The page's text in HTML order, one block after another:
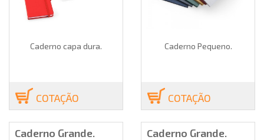
Caderno capa dura.
COTAÇÃO
Caderno Pequeno.
COTAÇÃO
Caderno Grande. Caderno Grande.